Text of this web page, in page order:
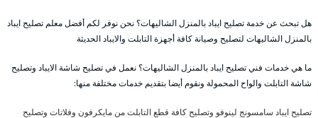
هل تبحث عن خدمة تصليح ايباد بالمنزل الشاليهات؟ نحن نوفر لكم أفضل معلم تصليح ايباد
بالمنزل الشاليهات لتصليح وصيانة كافة أجهزة التابلت والايباد الحديثة
ما هي خدمات فني تصليح ايباد بالمنزل الشاليهات؟ نعمل في تصليح شاشة الايباد وتصليح
شاشة التابلت والواح المحمولة ونقوم أيضا بتقديم خدمات مختلفة منها:
تصليح ايباد سامسونج لينوفو وتصليح كافة قطع التابلت من مايكرفون وفلاتات وتصليح